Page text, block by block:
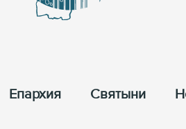
Епархия Cвятыни